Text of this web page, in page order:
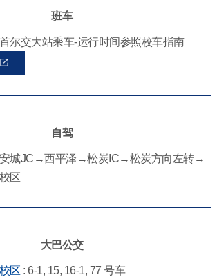
班车
尔交大站乘车-运行时间参照校车指南
自驾
城JC→西平泽→松炭IC→松炭方向左转→
区
大巴公交
区 : 6-1, 15, 16-1, 77 号车